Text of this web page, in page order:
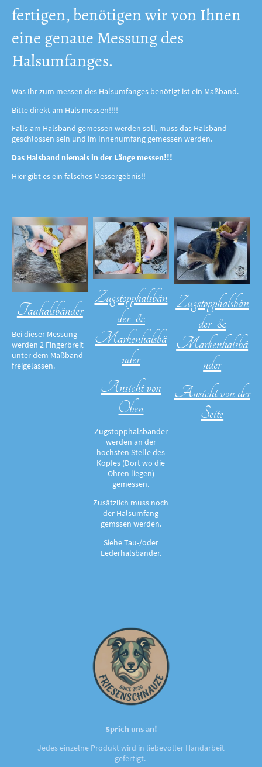
fertigen, benötigen wir von Ihnen
eine genaue Messung des
Halsumfanges.
Was Ihr zum messen des Halsumfanges benötigt ist ein Maßband.
Bitte direkt am Hals messen!!!!
Falls am Halsband gemessen werden soll, muss das Halsband
geschlossen sein und im Innenumfang gemessen werden.
Das Halsband niemals in der Länge messen!!!
Hier gibt es ein falsches Messergebnis!!
Tauhalsbänder
Bei dieser Messung
werden 2 Fingerbreit
unter dem Maßband
freigelassen.
Zugstopphalsbän
der &
Markenhalsbä
nder
Ansicht von
Oben
Zugstopphalsbänder
werden an der
höchsten Stelle des
Kopfes (Dort wo die
Ohren liegen)
gemessen.
Zusätzlich muss noch
der Halsumfang
gemssen werden.
Siehe Tau-/oder
Lederhalsbänder.
Zugstopphalsbän
der &
Markenhalsbä
nder
Ansicht von der
Seite
Sprich uns an!
Jedes einzelne Produkt wird in liebevoller Handarbeit
gefertigt.